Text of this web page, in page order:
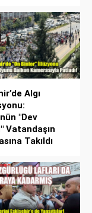
Algı
"Dev
Vatandaşın
Takıldı